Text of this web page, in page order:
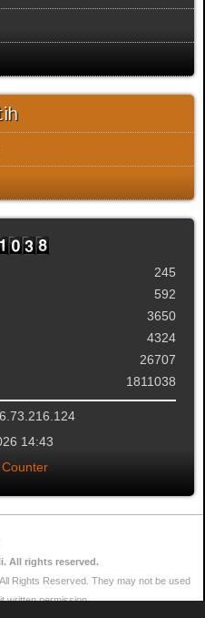
245
592
3650
4324
26707
1811038
14:43
All rights reserved.
Rights Reserved. They may not be used
written permission.